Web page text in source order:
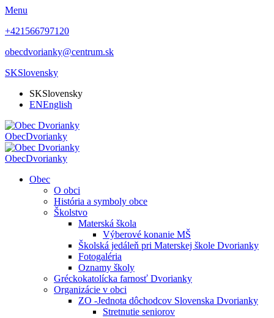
Menu
+421566797120
obecdvorianky@centrum.sk
SKSlovensky
SKSlovensky
ENEnglish
ObecDvorianky
ObecDvorianky
Obec
O obci
História a symboly obce
Školstvo
Materská škola
Výberové konanie MŠ
Školská jedáleň pri Materskej škole Dvorianky
Fotogaléria
Oznamy školy
Gréckokatolícka farnosť Dvorianky
Organizácie v obci
ZO -Jednota dôchodcov Slovenska Dvorianky
Stretnutie seniorov